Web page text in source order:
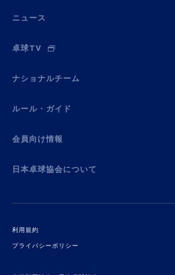
ニュース
卓球TV
ナショナルチーム
ルール・ガイド
会員向け情報
日本卓球協会について
利用規約
プライバシーポリシー